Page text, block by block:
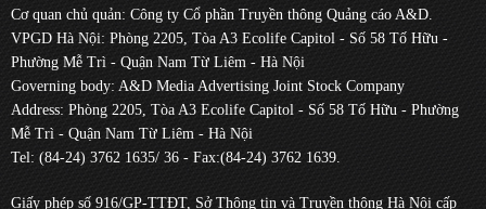
Cơ quan chủ quản: Công ty Cổ phần Truyền thông Quảng cáo A&D.
VPGD Hà Nội: Phòng 2205, Tòa A3 Ecolife Capitol - Số 58 Tố Hữu -
Phường Mễ Trì - Quận Nam Từ Liêm - Hà Nội
Governing body: A&D Media Advertising Joint Stock Company
Address: Phòng 2205, Tòa A3 Ecolife Capitol - Số 58 Tố Hữu - Phường
Mễ Trì - Quận Nam Từ Liêm - Hà Nội
Tel: (84-24) 3762 1635/ 36 - Fax:(84-24) 3762 1639.
Giấy phép số 916/GP-TTĐT, Sở Thông tin và Truyền thông Hà Nội cấp